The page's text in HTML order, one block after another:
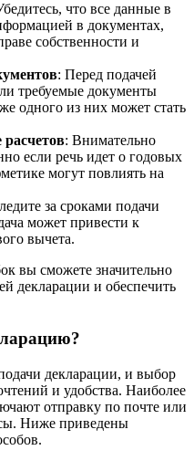
что все данные в
в документах,
собственности и
: Перед подачей
требуемые документы
одного из них может стать
расчетов: Внимательно
если речь идет о годовых
могут повлиять на
за сроками подачи
может привести к
вычета.
вы сможете значительно
декларации и обеспечить
декларации, и выбор
и удобства. Наиболее
отправку по почте или
Ниже приведены